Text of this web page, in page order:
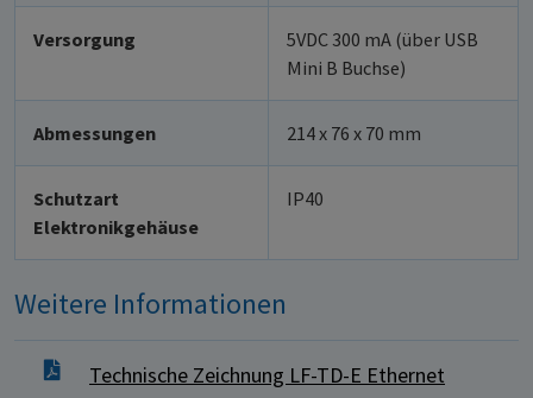
Versorgung
5VDC 300 mA (über USB
Mini B Buchse)
Abmessungen 214 x 76 x 70 mm
Schutzart
Elektronikgehäuse
IP40
Weitere Informationen
Technische Zeichnung LF-TD-E Ethernet